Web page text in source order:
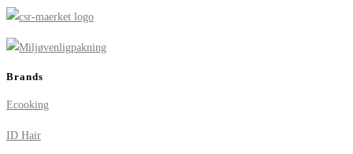
Brands
Ecooking
ID Hair